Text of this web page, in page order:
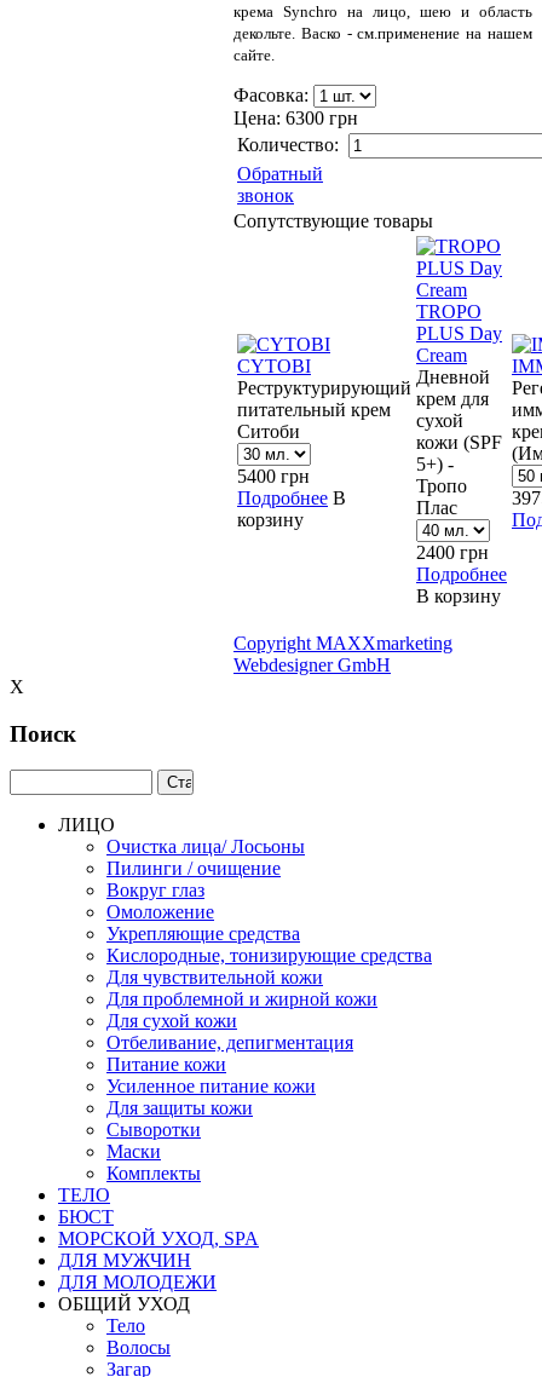
крема Synchro на лицо, шею и область
декольте. Васко - см.применение на нашем
сайте.
Фасовка:
Цена: 6300 грн
Количество:
Обратный
звонок
Сопутствующие товары
CYTOBI
Реструктурирующий
питательный крем
Ситоби
5400 грн
Подробнее В
корзину
TROPO
PLUS Day
Cream
Дневной
крем для
сухой
кожи (SPF
5+) -
Тропо
Плас
2400 грн
Подробнее
В корзину
Copyright MAXXmarketing
Webdesigner GmbH
X
Поиск
ЛИЦО
Очистка лица/ Лосьоны
Пилинги / очищение
Вокруг глаз
Омоложение
Укрепляющие средства
Кислородные, тонизирующие средства
Для чувствительной кожи
Для проблемной и жирной кожи
Для сухой кожи
Отбеливание, депигментация
Питание кожи
Усиленное питание кожи
Для защиты кожи
Сыворотки
Маски
Комплекты
ТЕЛО
БЮСТ
МОРСКОЙ УХОД, SPA
ДЛЯ МУЖЧИН
ДЛЯ МОЛОДЕЖИ
ОБЩИЙ УХОД
Тело
Волосы
Загар